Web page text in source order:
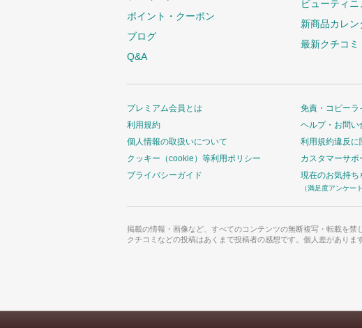
ポイント・クーポン
ブログ
Q&A
ビューティニ
新商品カレン
最新クチコミ
プレミアム会員とは
利用規約
個人情報の取扱いについて
クッキー（cookie）等利用ポリシー
プライバシーガイド
免責・コピーラ
ヘルプ・お問い
利用規約違反に
カスタマーサポ
現在のお気持ち
（満足度アンケー
掲載の情報・画像など、すべてのコンテンツの無断複写・転載を禁
クチコミなどの投稿はあくまで投稿者の感想です。個人差がありま